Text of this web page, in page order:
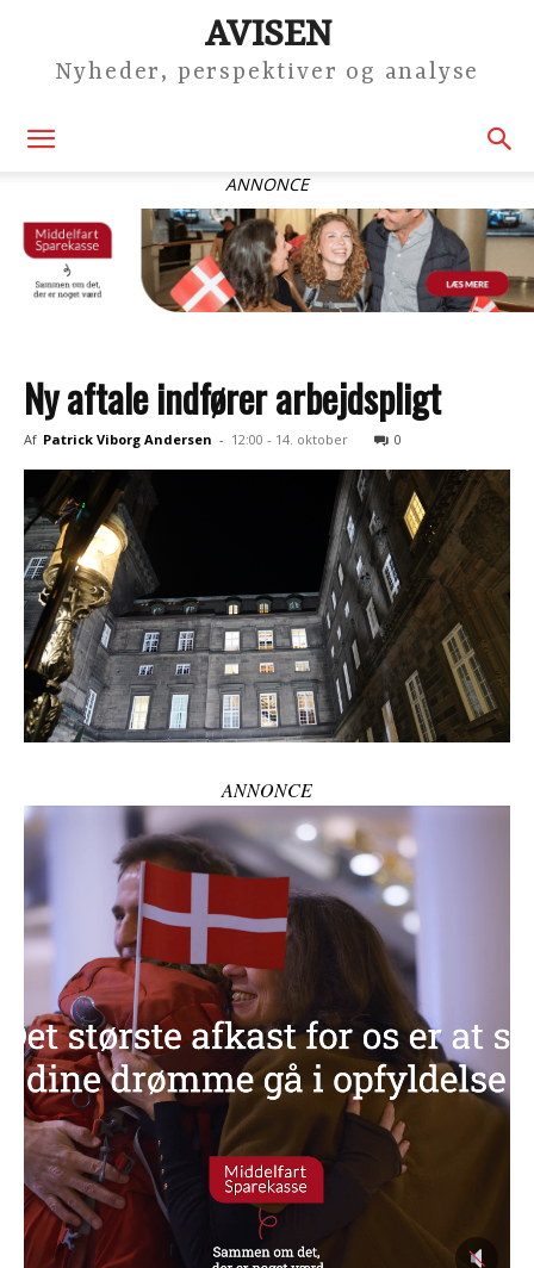
AVISEN
Nyheder, perspektiver og analyse
ANNONCE
Ny aftale indfører arbejdspligt
Af Patrick Viborg Andersen - 12:00 - 14. oktober 0
ANNONCE